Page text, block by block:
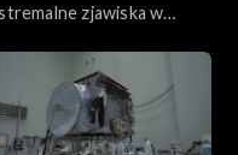
zjawiska w